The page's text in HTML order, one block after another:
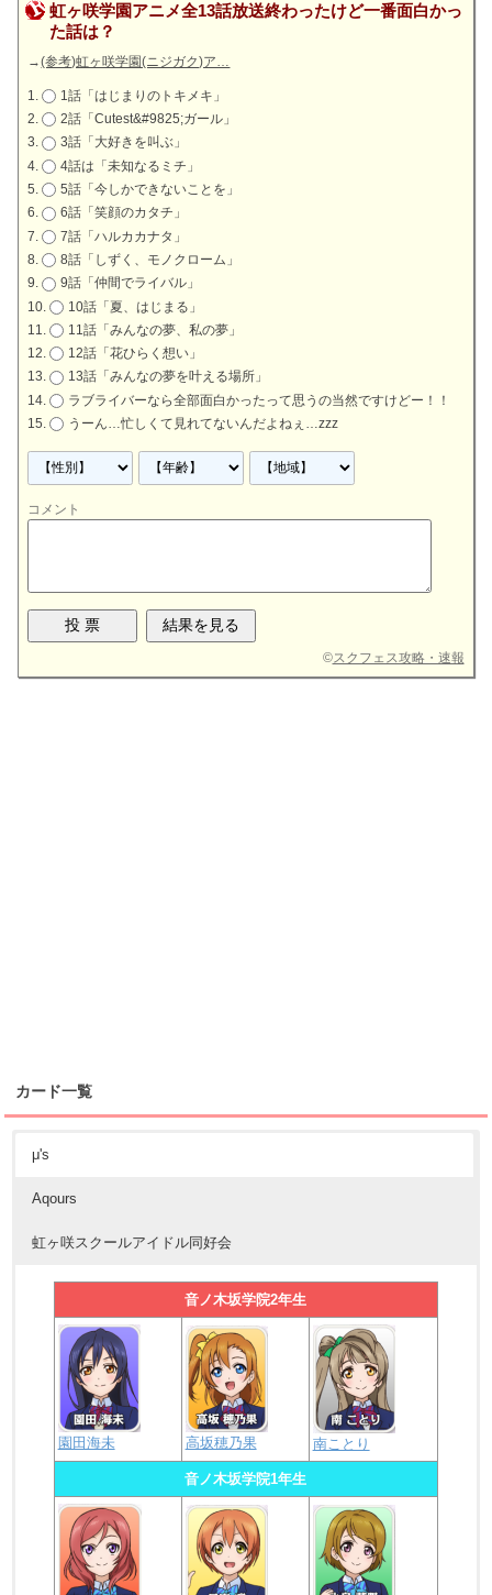
虹ヶ咲学園アニメ全13話放送終わったけど一番面白かっ
た話は？
→(参考)虹ヶ咲学園(ニジガク)ア…
1話「はじまりのトキメキ」
2話「Cutest&#9825;ガール」
3話「大好きを叫ぶ」
4話は「未知なるミチ」
5話「今しかできないことを」
6話「笑顔のカタチ」
7話「ハルカカナタ」
8話「しずく、モノクローム」
9話「仲間でライバル」
10話「夏、はじまる」
11話「みんなの夢、私の夢」
12話「花ひらく想い」
13話「みんなの夢を叶える場所」
ラブライバーなら全部面白かったって思うの当然ですけどー！！
うーん…忙しくて見れてないんだよねぇ…zzz
コメント
©スクフェス攻略・速報
カード一覧
μ's
Aqours
虹ヶ咲スクールアイドル同好会
音ノ木坂学院2年生
園田海未 高坂穂乃果 南ことり
音ノ木坂学院1年生